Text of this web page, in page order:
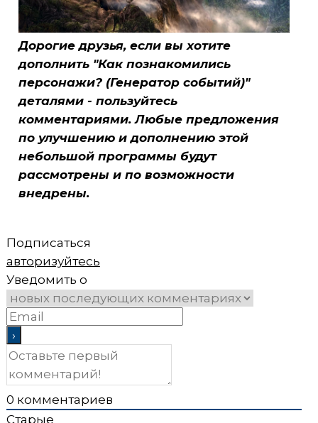
Дорогие друзья, если вы хотите
дополнить "Как познакомились
персонажи? (Генератор событий)"
деталями - пользуйтесь
комментариями. Любые предложения
по улучшению и дополнению этой
небольшой программы будут
рассмотрены и по возможности
внедрены.
Подписаться
авторизуйтесь
Уведомить о
0 комментариев
Старые